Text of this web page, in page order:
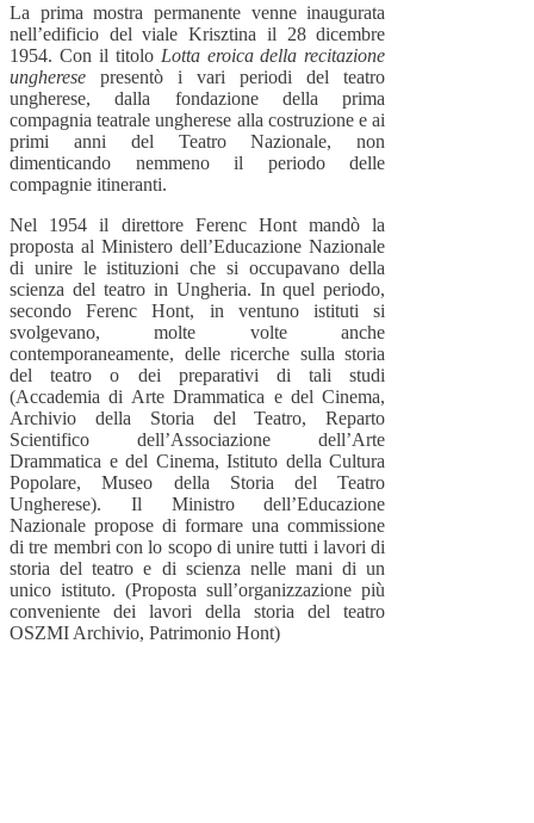
La prima mostra permanente venne inaugurata
nell’edificio del viale Krisztina il 28 dicembre
1954. Con il titolo Lotta eroica della recitazione
ungheresepresentò i vari periodi del teatro
ungherese, dalla fondazione della prima
compagnia teatrale ungherese alla costruzione e ai
primi anni del Teatro Nazionale, non
dimenticando nemmeno il periodo delle
compagnie itineranti.
Nel 1954 il direttore Ferenc Hont mandò la
proposta al Ministero dell’Educazione Nazionale
di unire le istituzioni che si occupavano della
scienza del teatro in Ungheria. In quel periodo,
secondo Ferenc Hont, in ventuno istituti si
svolgevano, molte volte anche
contemporaneamente, delle ricerche sulla storia
del teatro o dei preparativi di tali studi
(Accademia di Arte Drammatica e del Cinema,
Archivio della Storia del Teatro, Reparto
Scientifico dell’Associazione dell’Arte
Drammatica e del Cinema, Istituto della Cultura
Popolare, Museo della Storia del Teatro
Ungherese). Il Ministro dell’Educazione
Nazionale propose di formare una commissione
di tre membri con lo scopo di unire tutti i lavori di
storia del teatro e di scienza nelle mani di un
unico istituto. (Proposta sull’organizzazione più
conveniente dei lavori della storia del teatro
OSZMI Archivio, Patrimonio Hont)